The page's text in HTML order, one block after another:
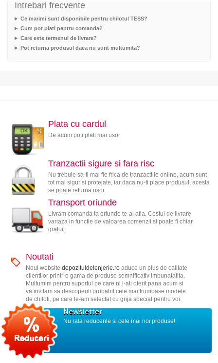
Intrebari frecvente
Ce marimi sunt disponibile pentru chilotul TESS?
Cum pot plati pentru comanda?
Care este termenul de livrare?
Pot returna produsul daca nu sunt multumita?
Plata cu cardul
De acum poti plati mai usor
Tranzactii sigure si fara risc
Nu trebuie sa-ti mai fie frica de tranzactiile online, acum sunt
tot mai sigur si protejate, iar daca nu-ti place produsul, acesta
se poate returna usor.
Transport oriunde
Livram comanda ta oriunde te-ai afla. Costul de livrare
variaza in functie de valoarea comenzii si poate fi chiar
gratuit.
Noutati
Noul website depozituldelenjerie.roaduce un plus de calitate
clientilor printr-o gama de produse semnificativ imbunatatita.
Multumim pentru suportul pe care ni l-ati oferit pana acum si
va invitam sa descoperiti probabil cele mai frumoase modele
de chiloti, pe care le-am selectat cu grija special pentru voi.
Newsletter
Nu rata reducerile si cele mai noi produse!